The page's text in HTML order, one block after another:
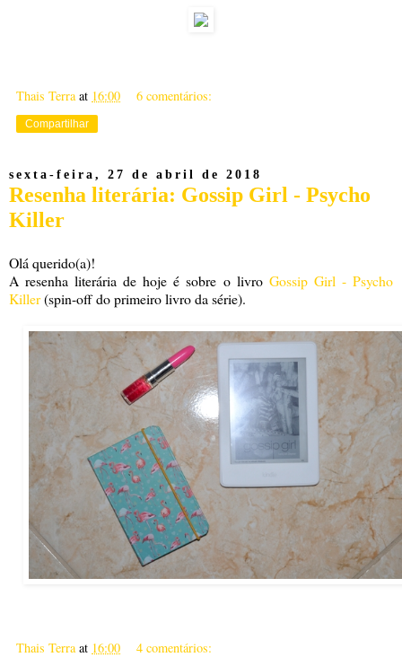
Thais Terra at 16:00 6 comentários:
Compartilhar
sexta-feira, 27 de abril de 2018
Resenha literária: Gossip Girl - Psycho
Killer
Olá querido(a)!
A resenha literária de hoje é sobre o livro Gossip Girl - Psycho
Killer(spin-off do primeiro livro da série).
Thais Terra at 16:00 4 comentários: